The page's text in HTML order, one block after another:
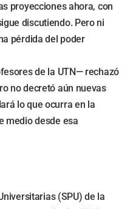
proyecciones ahora, con
discutiendo. Pero ni
pérdida del poder
de la UTN— rechazó
no decretó aún nuevas
lo que ocurra en la
medio desde esa
(SPU) de la